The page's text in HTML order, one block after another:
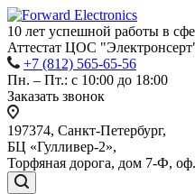
10 лет успешной работы в
Аттестат ЦОС
+7 (812) 565-65-56
Пн. – Пт.: с 10:00 до 18:00
Заказать звонок
197374, Санкт-Петербург,
БЦ «Гулливер-2»,
Торфяная дорога, дом 7-Ф,